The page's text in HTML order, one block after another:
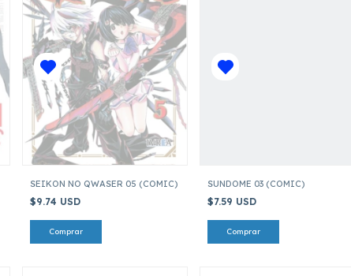
SEIKON NO QWASER 05 (COMIC)
$9.74 USD
SUNDOME 03 (COMIC)
$7.59 USD